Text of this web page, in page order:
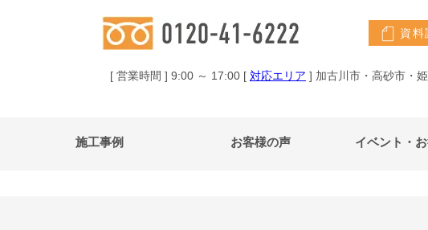
資料
[ 営業時間 ] 9:00 ～ 17:00 [ 対応エリア ] 加古川市・高砂市・
施工事例 お客様の声 イベント・